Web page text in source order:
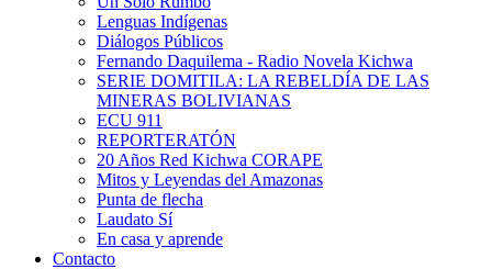
Lenguas Indígenas
Diálogos Públicos
Fernando Daquilema - Radio Novela Kichwa
SERIE DOMITILA: LA REBELDÍA DE LAS
MINERAS BOLIVIANAS
ECU 911
REPORTERATÓN
20 Años Red Kichwa CORAPE
Mitos y Leyendas del Amazonas
Punta de flecha
Laudato Sí
En casa y aprende
Contacto